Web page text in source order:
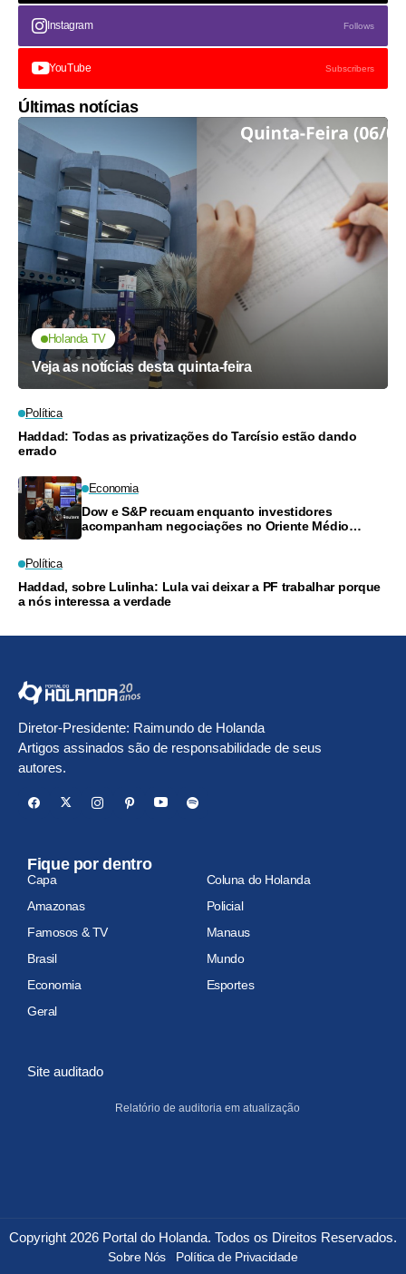
Instagram Follows
YouTube Subscribers
Últimas notícias
Holanda TV
Veja as notícias desta quinta-feira
Política
Haddad: Todas as privatizações do Tarcísio estão dando
errado
Economia
Dow e S&P recuam enquanto investidores
acompanham negociações no Oriente Médio
Política
Haddad, sobre Lulinha: Lula vai deixar a PF trabalhar porque
a nós interessa a verdade
Diretor-Presidente: Raimundo de Holanda
Artigos assinados são de responsabilidade de seus
autores.
Fique por dentro
Capa
Coluna do Holanda
Amazonas
Policial
Famosos & TV
Manaus
Brasil
Mundo
Economia
Esportes
Geral
Site auditado
Relatório de auditoria em atualização
Copyright 2026 Portal do Holanda. Todos os Direitos Reservados.
Sobre Nós Política de Privacidade